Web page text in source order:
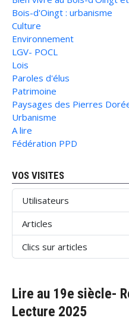
Bois-d'Oingt : urbanisme
Culture
Environnement
LGV- POCL
Lois
Paroles d'élus
Patrimoine
Paysages des Pierres
Urbanisme
A lire
Fédération PPD
VOS VISITES
Utilisateurs
Articles
Clics sur articles
Lire au 19e siècle-
Lecture 2025